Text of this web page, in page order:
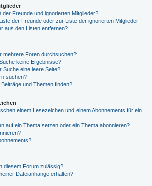
der Freunde und ignorierten Mitglieder?
der Freunde oder zur Liste der ignorierten Mitglieder
aus den Listen entfernen?
mehrere Foren durchsuchen?
keine Ergebnisse?
Suche eine leere Seite?
suchen?
und Themen finden?
einem Lesezeichen und einem Abonnements für ein
auf ein Thema setzen oder ein Thema abonnieren?
diesem Forum zulässig?
Dateianhänge erhalten?